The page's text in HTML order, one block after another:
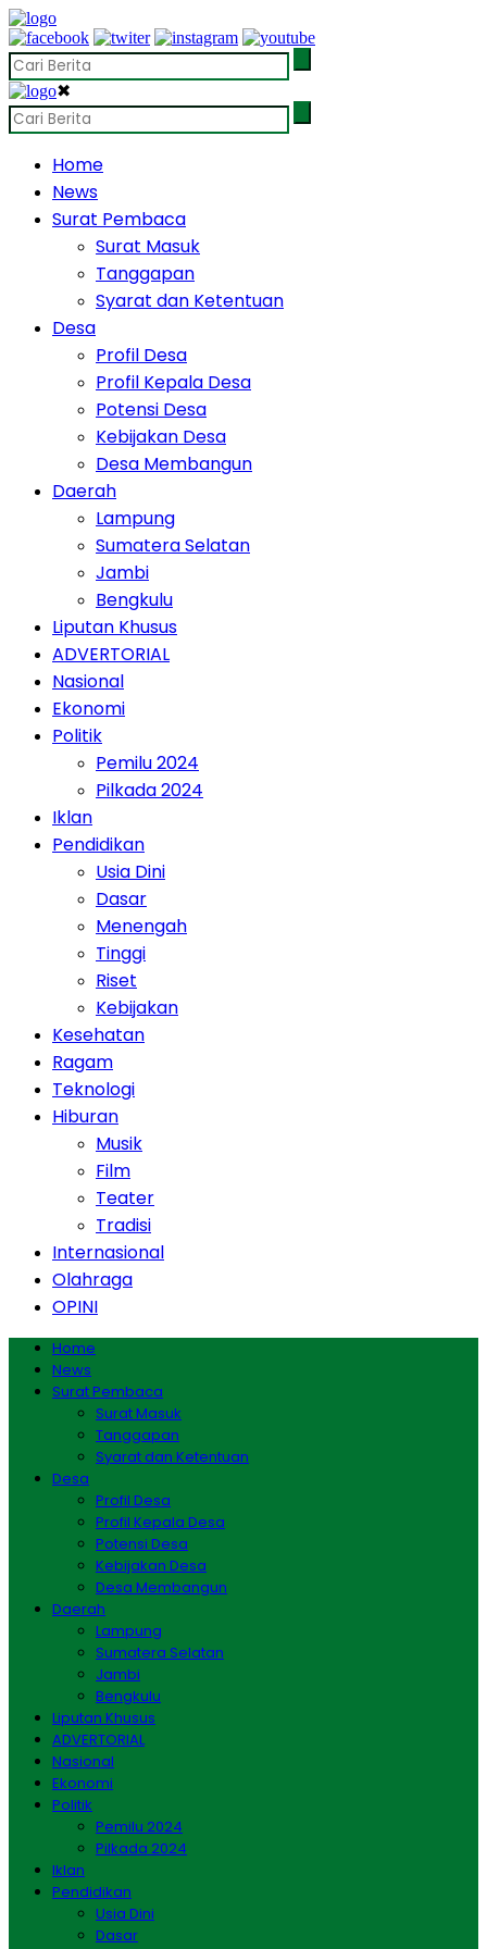
✖
Home
News
Surat Pembaca
Surat Masuk
Tanggapan
Syarat dan Ketentuan
Desa
Profil Desa
Profil Kepala Desa
Potensi Desa
Kebijakan Desa
Desa Membangun
Daerah
Lampung
Sumatera Selatan
Jambi
Bengkulu
Liputan Khusus
ADVERTORIAL
Nasional
Ekonomi
Politik
Pemilu 2024
Pilkada 2024
Iklan
Pendidikan
Usia Dini
Dasar
Menengah
Tinggi
Riset
Kebijakan
Kesehatan
Ragam
Teknologi
Hiburan
Musik
Film
Teater
Tradisi
Internasional
Olahraga
OPINI
Home
News
Surat Pembaca
Surat Masuk
Tanggapan
Syarat dan Ketentuan
Desa
Profil Desa
Profil Kepala Desa
Potensi Desa
Kebijakan Desa
Desa Membangun
Daerah
Lampung
Sumatera Selatan
Jambi
Bengkulu
Liputan Khusus
ADVERTORIAL
Nasional
Ekonomi
Politik
Pemilu 2024
Pilkada 2024
Iklan
Pendidikan
Usia Dini
Dasar